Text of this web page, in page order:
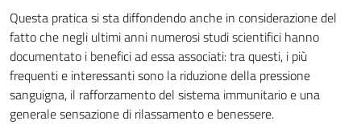
Questa pratica si sta diffondendo anche in considerazione del
fatto che negli ultimi anni numerosi studi scientifici hanno
documentato i benefici ad essa associati: tra questi, i più
frequenti e interessanti sono la riduzione della pressione
sanguigna, il rafforzamento del sistema immunitario e una
generale sensazione di rilassamento e benessere.